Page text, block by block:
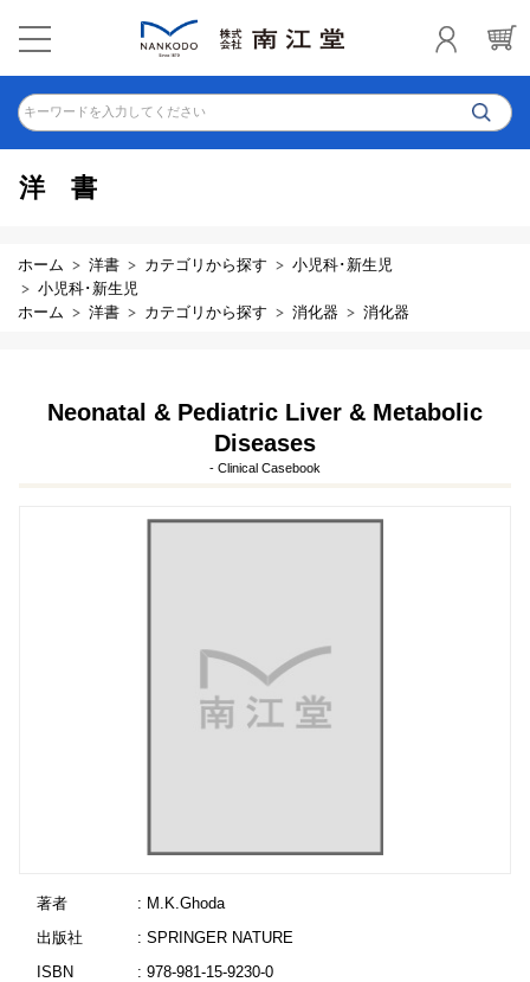
キーワードを入力してください
洋書
ホーム 洋書 カテゴリから探す
小児科･新生児
小児科･新生児
ホーム
洋書 カテゴリから探す 消化器 消化器
Neonatal & Pediatric Liver & Metabolic
Diseases
- Clinical Casebook
著者
: M.K.Ghoda
出版社
: SPRINGER NATURE
ISBN
: 978-981-15-9230-0